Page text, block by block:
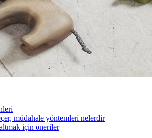
müdahale yöntemleri nelerdir
için öneriler